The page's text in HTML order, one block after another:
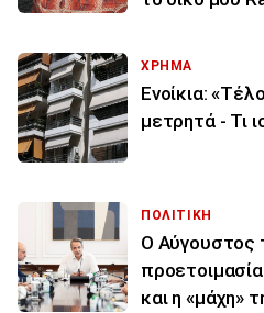
ΧΡΗΜΑ
Ενοίκια:
μετρητά - Τι
ΠΟΛΙΤΙΚΗ
Ο Αύγουστος
και η «μάχη»